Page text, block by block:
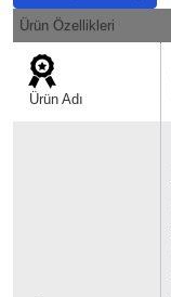
Ürün Özellikleri
Ürün Adı